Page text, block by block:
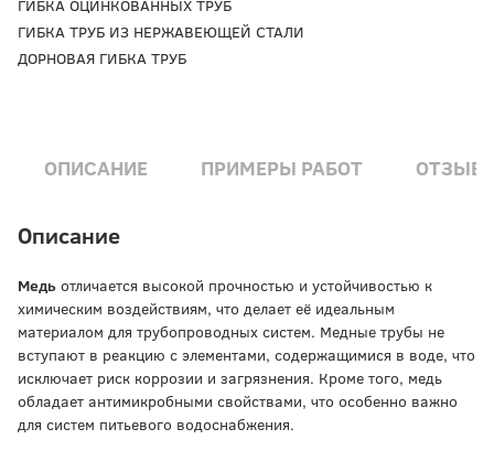
ГИБКА ОЦИНКОВАННЫХ ТРУБ
ГИБКА ТРУБ ИЗ НЕРЖАВЕЮЩЕЙ СТАЛИ
ДОРНОВАЯ ГИБКА ТРУБ
ОПИСАНИЕ ПРИМЕРЫ РАБОТ
Описание
Медь отличается высокой прочностью и устойчивостью к
химическим воздействиям, что делает её идеальным
материалом для трубопроводных систем. Медные трубы не
вступают в реакцию с элементами, содержащимися в воде, что
исключает риск коррозии и загрязнения. Кроме того, медь
обладает антимикробными свойствами, что особенно важно
для систем питьевого водоснабжения.